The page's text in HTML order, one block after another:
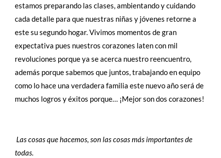
estamos preparando las clases, ambientando y cuidando
cada detalle para que nuestras niñas y jóvenes retorne a
este su segundo hogar. Vivimos momentos de gran
expectativa pues nuestros corazones laten con mil
revoluciones porque ya se acerca nuestro reencuentro,
además porque sabemos que juntos, trabajando en equipo
como lo hace una verdadera familia este nuevo año será de
muchos logros y éxitos porque… ¡Mejor son dos corazones!
Las cosas que hacemos, son las cosas más importantes de
todas.